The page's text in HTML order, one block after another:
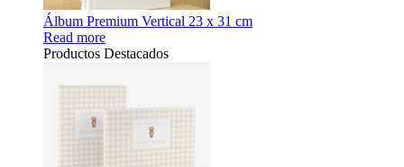
Álbum Premium Vertical 23 x 31 cm
Read more
Productos Destacados